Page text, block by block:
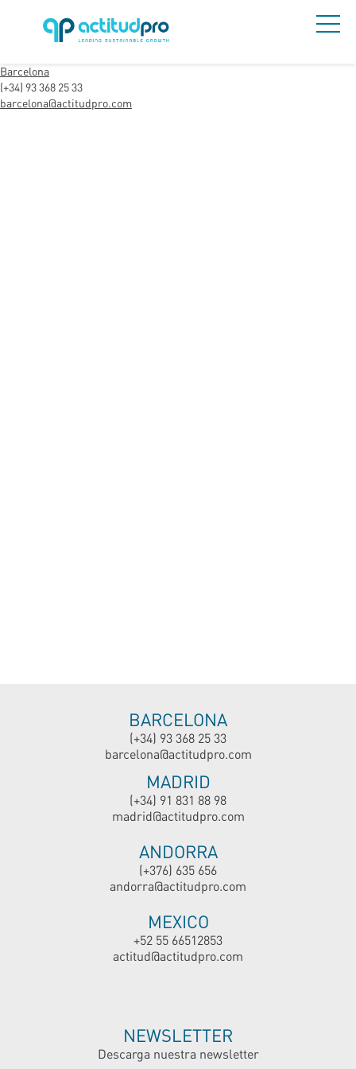
Barcelona
(+34) 93 368 25 33
barcelona@actitudpro.com
BARCELONA
(+34) 93 368 25 33
barcelona@actitudpro.com
MADRID
(+34) 91 831 88 98
madrid@actitudpro.com
ANDORRA
(+376) 635 656
andorra@actitudpro.com
MEXICO
+52 55 66512853
actitud@actitudpro.com
NEWSLETTER
Descarga nuestra newsletter